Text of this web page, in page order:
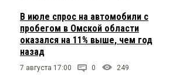
В июле спрос на автомобили с
пробегом в Омской области
оказался на 11% выше, чем год
назад
7 августа 17:00 0 249